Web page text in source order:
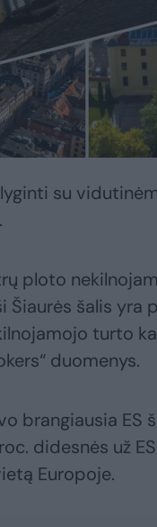
su
ploto
Šiaurės šalis yra
turto
duomenys.
brangiausia ES
didesnės už
Europoje.